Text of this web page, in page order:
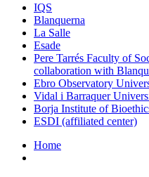
IQS
Blanquerna
La Salle
Esade
Pere Tarrés Faculty of
collaboration with
Ebro Observatory
Vidal i Barraquer
Borja Institute of
ESDI (affiliated center)
Home